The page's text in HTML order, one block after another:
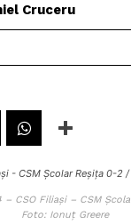
Cruceru
- CSM Școlar Reșița 0-2
– CSO Filiași – CSM
Foto: Ionuț Greere